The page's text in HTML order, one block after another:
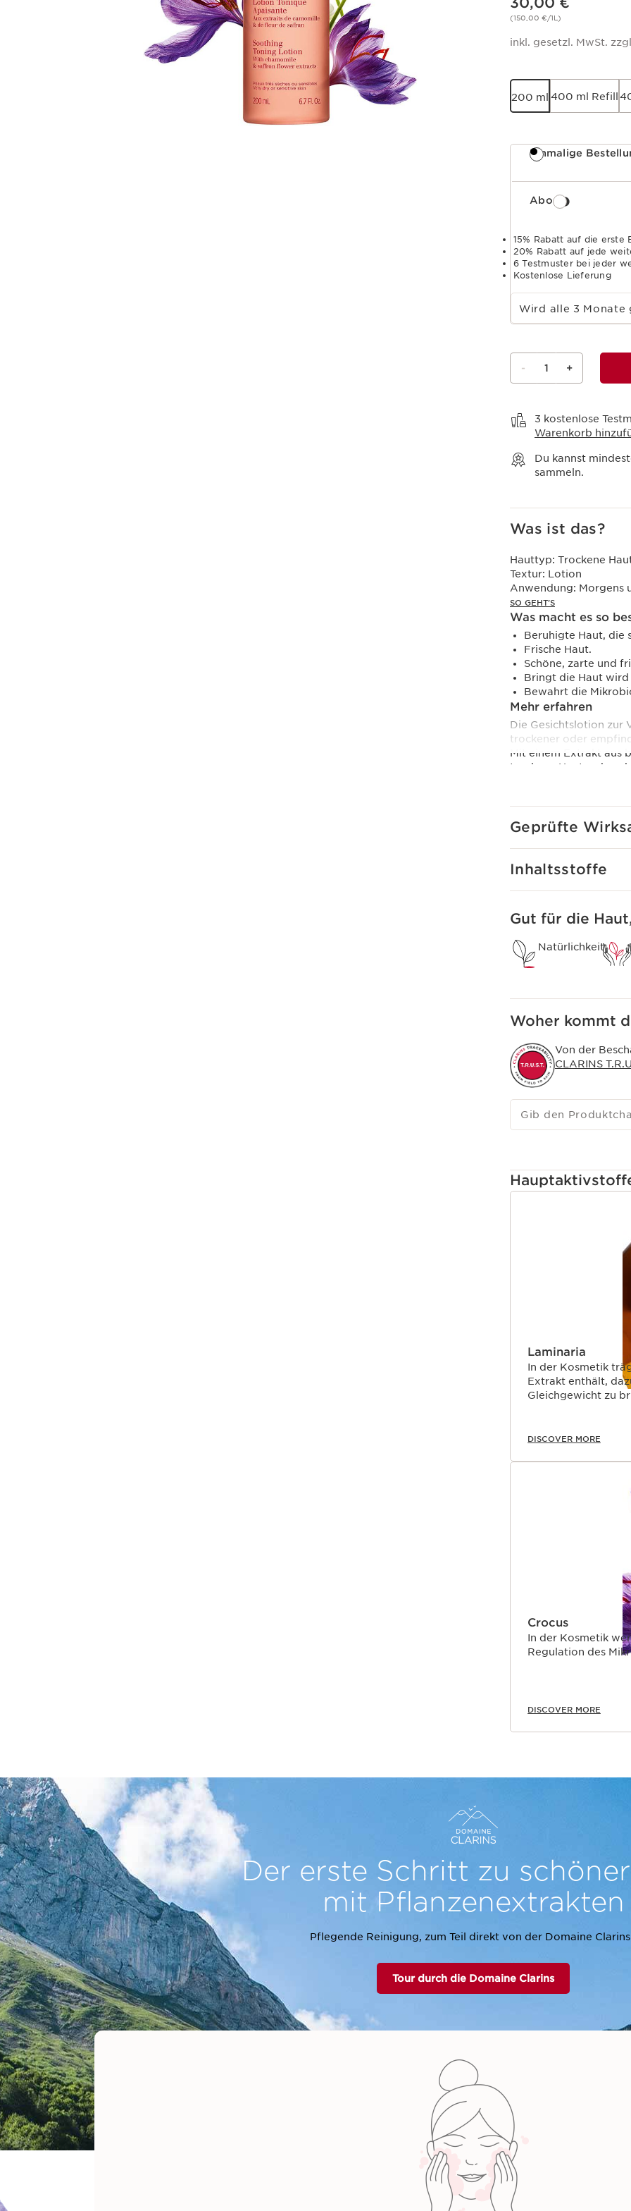
(150,00 €/1L)
inkl. gesetzl. MwSt.
200 ml 400 ml Refill
Einmalige
Abo
15% Rabatt auf die erste
20% Rabatt auf jede
6 Testmuster bei jeder
Kostenlose Lieferung
Abo-Zeitraum wählen
Wird alle 3
- 1 +
3 kostenlose
Warenkorb
Du kannst
sammeln.
Was ist das?
Hauttyp: Trockene
Textur: Lotion
Anwendung: Morgens
SO GEHT'S
Was macht es so
Beruhigte Haut, die
Frische Haut.
Schöne, zarte und
Bringt die Haut
Bewahrt die
Mehr erfahren
Die Gesichtslotion zur
trockener oder
Mit einem Extrakt aus
trockene Haut zu
Gleichgewicht der
Die Flasche ist dank
Innovation
Clarins [MICROBIOTE
Das Clarins Plus
Geprüfte
Inhaltsstoffe
Gut für die
Natürlichkeit
Woher kommt
Von der
CLARINS
Gib den
Laminaria
In der Kosmetik trägt das
Extrakt enthält,
Gleichgewicht zu
DISCOVER MORE
Crocus
In der Kosmetik
Regulation des
DISCOVER MORE
Der erste Schritt zu
mit Pflanzenextrakten
Pflegende Reinigung, zum Teil direkt von der Domaine
Tour durch die Domaine Clarins
Démaquillant Express
Démaquillant Express